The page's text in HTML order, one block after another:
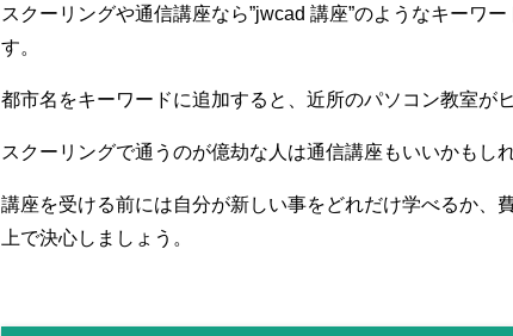
スクーリングや通信講座なら”jwcad 講座”のようなキーワ
す。
都市名をキーワードに追加すると、近所のパソコン教室が
スクーリングで通うのが億劫な人は通信講座もいいかもしれ
講座を受ける前には自分が新しい事をどれだけ学べるか、
上で決心しましょう。